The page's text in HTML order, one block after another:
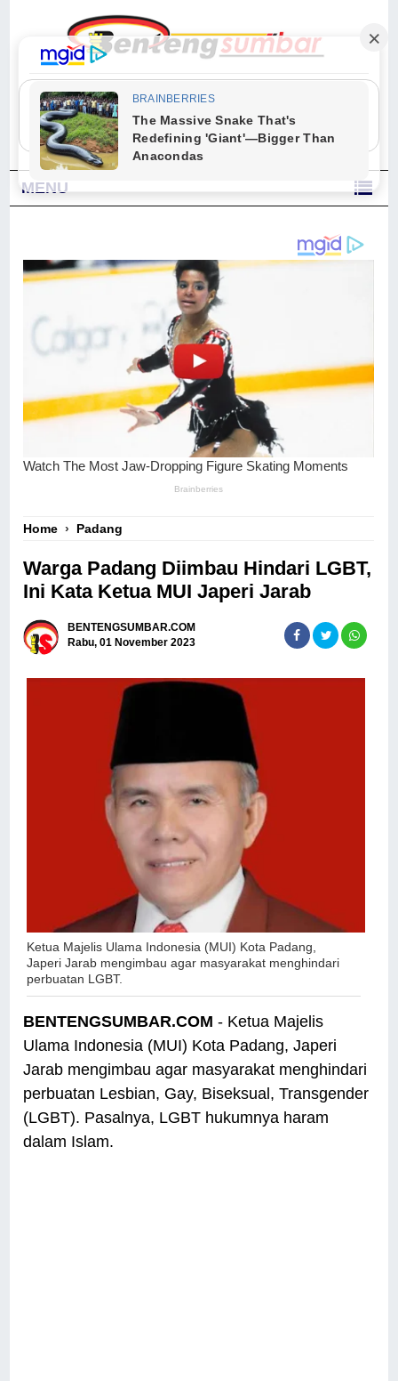
"Sesungguhnya Allah dan para malaikat-Nya berselawat untuk Nabi.
Wahai orang-orang yang beriman, berselawatlah kamu untuk Nabi dan
ucapkanlah salam dengan penuh penghormatan kepadanya." (Qs. Al
Ahzab Ayat 56)
MENU
Home › Padang
Warga Padang Diimbau Hindari LGBT,
Ini Kata Ketua MUI Japeri Jarab
BENTENGSUMBAR.COM
Rabu, 01 November 2023
Ketua Majelis Ulama Indonesia (MUI) Kota Padang,
Japeri Jarab mengimbau agar masyarakat menghindari
perbuatan LGBT.
BENTENGSUMBAR.COM - Ketua Majelis
Ulama Indonesia (MUI) Kota Padang, Japeri
Jarab mengimbau agar masyarakat menghindari
perbuatan Lesbian, Gay, Biseksual, Transgender
(LGBT). Pasalnya, LGBT hukumnya haram
dalam Islam.